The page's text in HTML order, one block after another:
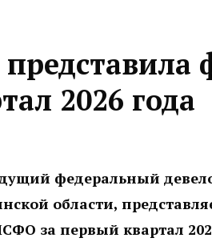
2026 года
федеральный
области,
за первый квартал